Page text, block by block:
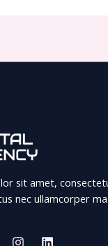
sit amet,
nec ullamcorper